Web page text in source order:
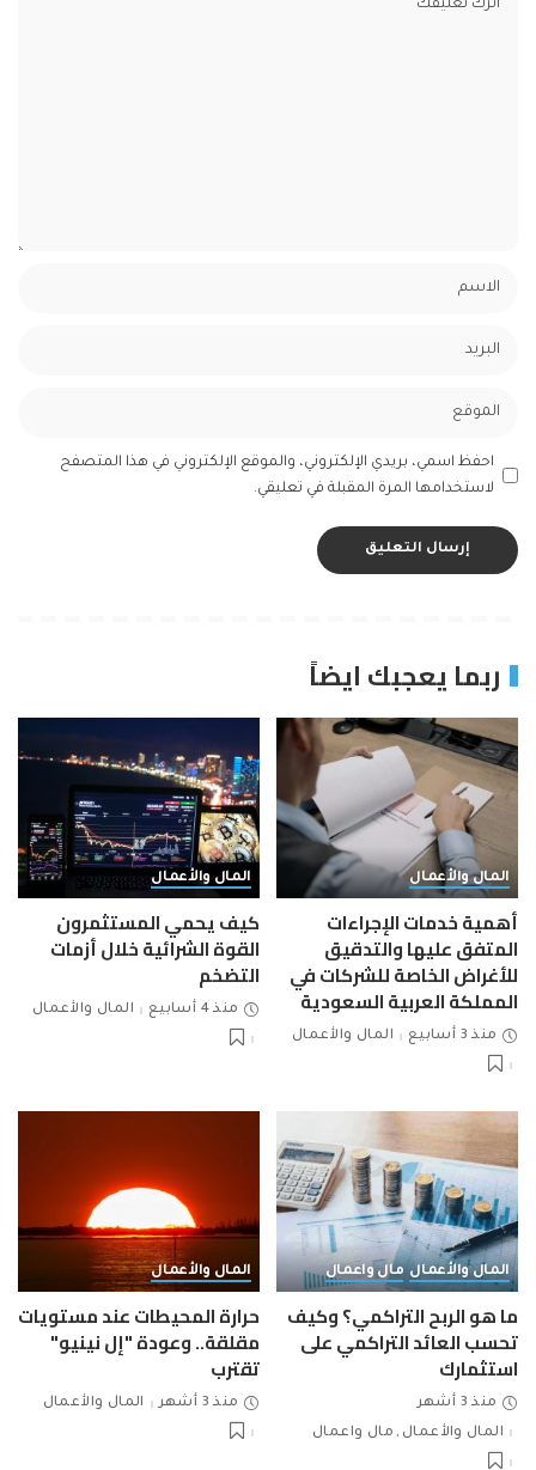
احفظ اسمي، بريدي الإلكتروني، والموقع الإلكتروني في هذا المتصفح
لاستخدامها المرة المقبلة في تعليقي.
ربما يعجبك ايضاً
المال والأعمال
أهمية خدمات الإجراءات
المتفق عليها والتدقيق
للأغراض الخاصة للشركات في
المملكة العربية السعودية
منذ 3 أسابيع المال والأعمال
المال والأعمال
كيف يحمي المستثمرون
القوة الشرائية خلال أزمات
التضخم
منذ 4 أسابيع المال والأعمال
المال والأعمال مال واعمال
ما هو الربح التراكمي؟ وكيف
تحسب العائد التراكمي على
استثمارك
منذ 3 أشهر
المال والأعمال
مال واعمال
المال والأعمال
حرارة المحيطات عند مستويات
مقلقة.. وعودة "إل نينيو"
تقترب
منذ 3 أشهر المال والأعمال